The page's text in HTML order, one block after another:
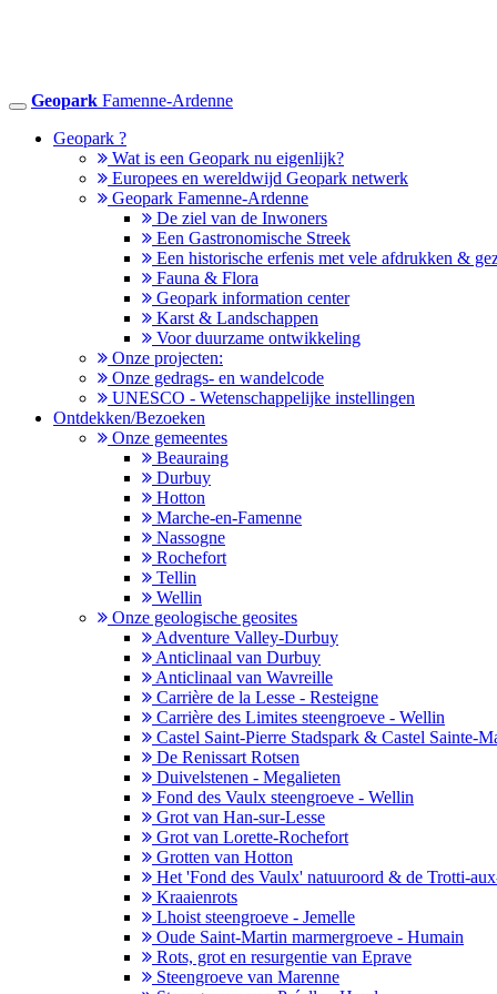
Toggle
navigation
Geopark Famenne-Ardenne
Geopark ?
Wat is een Geopark nu eigenlijk?
Europees en wereldwijd Geopark netwerk
Geopark Famenne-Ardenne
De ziel van de Inwoners
Een Gastronomische Streek
Een historische erfenis met vele afdrukken &
Fauna & Flora
Geopark information center
Karst & Landschappen
Voor duurzame ontwikkeling
Onze projecten:
Onze gedrags- en wandelcode
UNESCO - Wetenschappelijke instellingen
Ontdekken/Bezoeken
Onze gemeentes
Beauraing
Durbuy
Hotton
Marche-en-Famenne
Nassogne
Rochefort
Tellin
Wellin
Onze geologische geosites
Adventure Valley-Durbuy
Anticlinaal van Durbuy
Anticlinaal van Wavreille
Carrière de la Lesse - Resteigne
Carrière des Limites steengroeve - Wellin
Castel Saint-Pierre Stadspark & Castel Sainte-
De Renissart Rotsen
Duivelstenen - Megalieten
Fond des Vaulx steengroeve - Wellin
Grot van Han-sur-Lesse
Grot van Lorette-Rochefort
Grotten van Hotton
Het 'Fond des Vaulx' natuuroord & de Trotti-
Kraaienrots
Lhoist steengroeve - Jemelle
Oude Saint-Martin marmergroeve - Humain
Rots, grot en resurgentie van Eprave
Steengroeve van Marenne